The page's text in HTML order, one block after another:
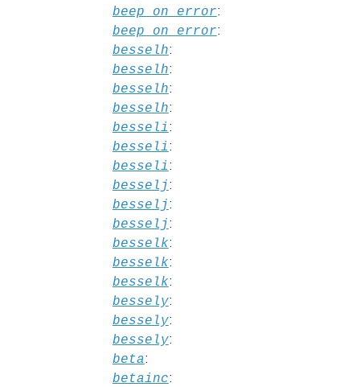
beep_on_error:
beep_on_error:
besselh:
besselh:
besselh:
besselh:
besseli:
besseli:
besseli:
besselj:
besselj:
besselj:
besselk:
besselk:
besselk:
bessely:
bessely:
bessely:
beta:
betainc: